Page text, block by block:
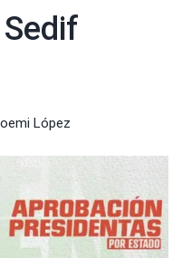
López